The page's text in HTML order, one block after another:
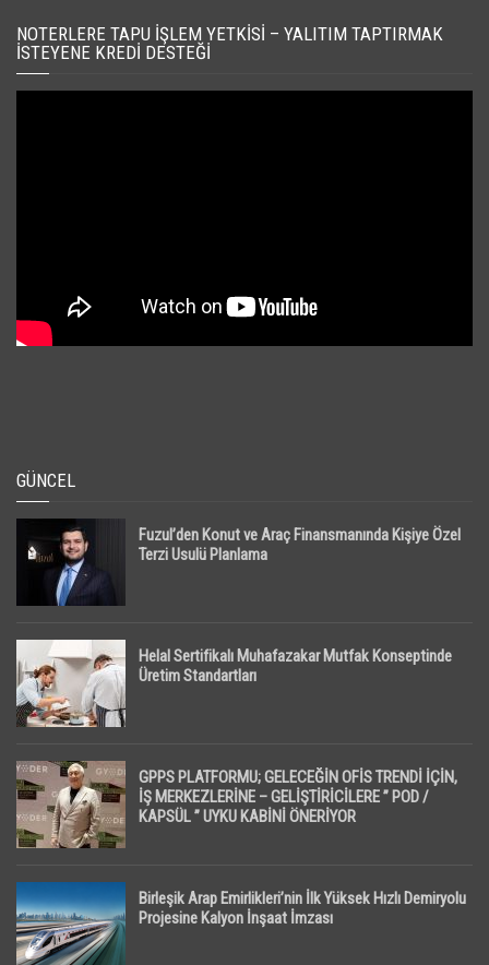
NOTERLERE TAPU İŞLEM YETKISI – YALITIM TAPTIRMAK
İSTEYENE KREDI DESTEĞI
GÜNCEL
Fuzul’den Konut ve Araç Finansmanında Kişiye Özel
Terzi Usulü Planlama
Helal Sertifikalı Muhafazakar Mutfak Konseptinde
Üretim Standartları
GPPS PLATFORMU; GELECEĞİN OFİS TRENDİ İÇİN,
İŞ MERKEZLERİNE – GELİŞTİRİCİLERE ” POD /
KAPSÜL ” UYKU KABİNİ ÖNERİYOR
Birleşik Arap Emirlikleri’nin İlk Yüksek Hızlı Demiryolu
Projesine Kalyon İnşaat İmzası